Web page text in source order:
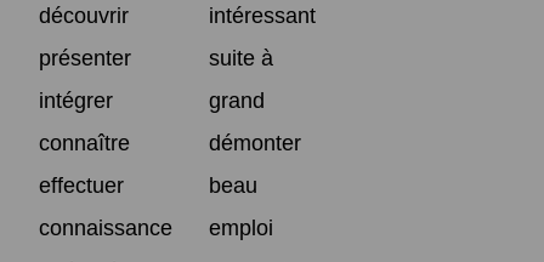
découvrir
intéressant
présenter
suite à
intégrer
grand
connaître
démonter
effectuer
beau
connaissance
emploi